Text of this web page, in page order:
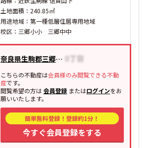
土地面積：240.85㎡
用途地域：第一種低層住居専用地域
校区：三郷小小 三郷中中
奈良県生駒郡三郷町城山台
こちらの不動産は会員様のみ閲覧できる不動
産です。
閲覧希望の方は会員登録またはログインをお
願いいたします。
簡単無料登録！登録約1分！
今すぐ会員登録をする